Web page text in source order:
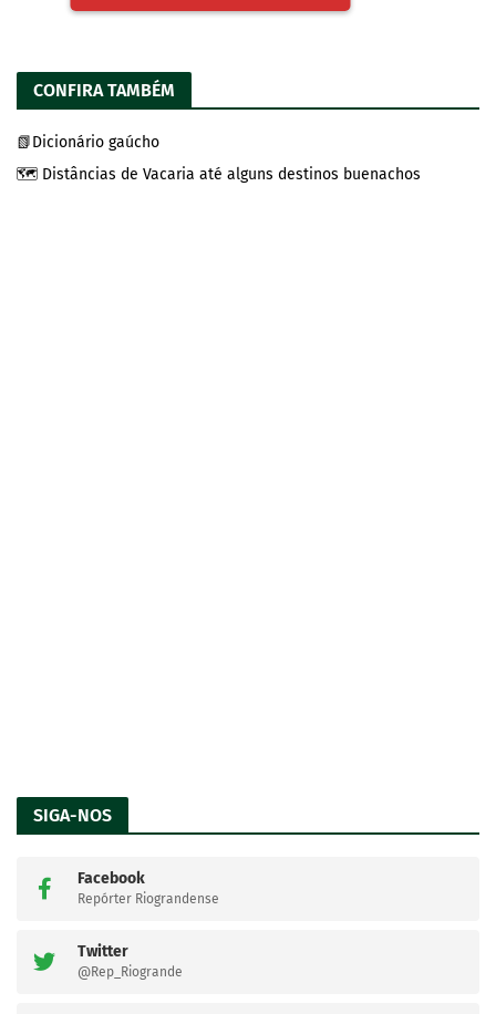
CONFIRA TAMBÉM
📗Dicionário gaúcho
🗺️ Distâncias de Vacaria até alguns destinos buenachos
SIGA-NOS
Facebook
Repórter Riograndense
Twitter
@Rep_Riogrande